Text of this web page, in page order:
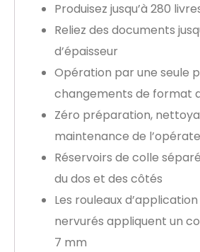
Produisez jusqu’à 280
Reliez des documents
d’épaisseur
Opération par une seule
changements de format
Zéro préparation,
maintenance de
Réservoirs de colle
du dos et des côtés
Les rouleaux
nervurés appliquent un
7 mm